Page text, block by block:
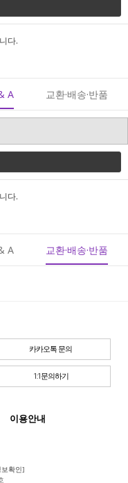
다.
A 교환·배송·반품
다.
A 교환·배송·반품
카카오톡 문의
1:1문의하기
이용안내
보확인]